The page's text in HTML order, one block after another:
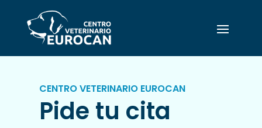
CENTRO VETERINARIO EUROCAN
Pide tu cita